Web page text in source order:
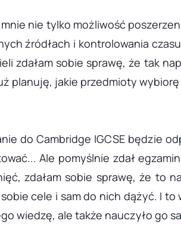
nie tylko możliwość
źródłach i kontrolowania
zdałam sobie sprawę, że tak
planuję, jakie przedmioty wybiorę
do Cambridge IGCSE będzie
Ale pomyślnie zdał
zdałam sobie sprawę, że to
cele i sam do nich dążyć. I
wiedzę, ale także nauczyło go